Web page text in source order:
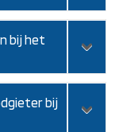
bij het
bij